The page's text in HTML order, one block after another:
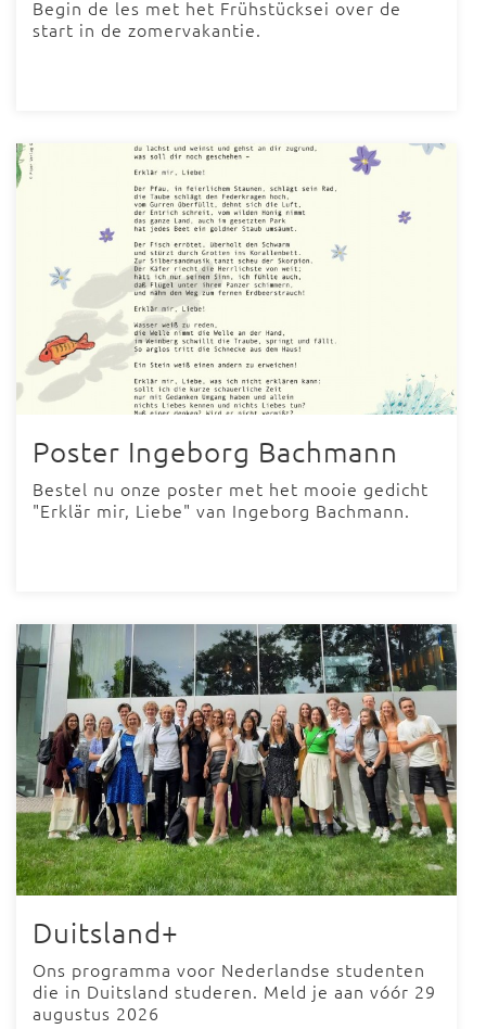
Begin de les met het Frühstücksei over de
start in de zomervakantie.
Poster Ingeborg Bachmann
Bestel nu onze poster met het mooie gedicht
"Erklär mir, Liebe" van Ingeborg Bachmann.
Duitsland+
Ons programma voor Nederlandse studenten
die in Duitsland studeren. Meld je aan vóór 29
augustus 2026